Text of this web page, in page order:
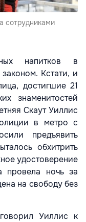
сотрудниками
напитков в
Кстати, и
достигшие 21
знаменитостей
Скаут Уиллис
в метро с
предъявить
обхитрить
удостоверение
провела ночь за
на свободу без
Уиллис к